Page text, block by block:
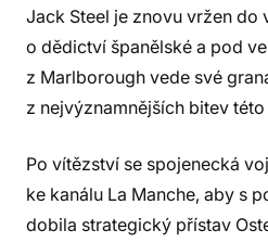
Jack Steel je znovu vržen do
o dědictví španělské a pod
z Marlborough vede své
z nejvýznamnějších bitev
Po vítězství se spojenecká
ke kanálu La Manche, aby s
dobila strategický přístav